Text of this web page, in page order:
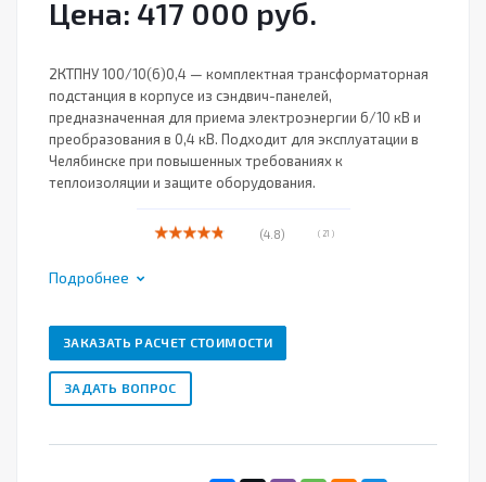
Цена: 417 000 руб.
2КТПНУ 100/10(6)0,4 — комплектная трансформаторная
подстанция в корпусе из сэндвич-панелей,
предназначенная для приема электроэнергии 6/10 кВ и
преобразования в 0,4 кВ. Подходит для эксплуатации в
Челябинске при повышенных требованиях к
теплоизоляции и защите оборудования.
(4.8) ( 21 )
Подробнее
ЗАКАЗАТЬ РАСЧЕТ СТОИМОСТИ
ЗАДАТЬ ВОПРОС